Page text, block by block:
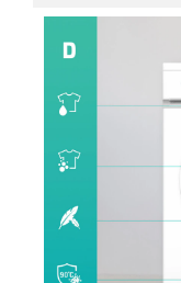
Aspiratoare
Blendere
Cafetiere
Cuptor electric
Decalcificator
Espresoare